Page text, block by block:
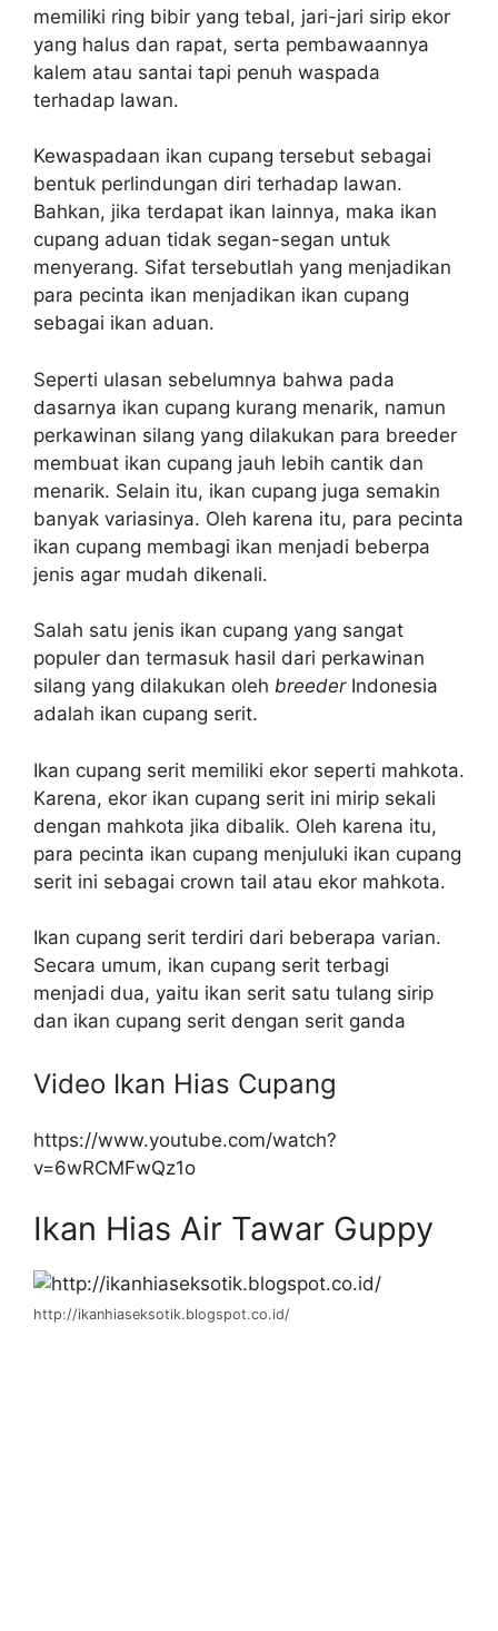
memiliki ring bibir yang tebal, jari-jari sirip ekor
yang halus dan rapat, serta pembawaannya
kalem atau santai tapi penuh waspada
terhadap lawan.
Kewaspadaan ikan cupang tersebut sebagai
bentuk perlindungan diri terhadap lawan.
Bahkan, jika terdapat ikan lainnya, maka ikan
cupang aduan tidak segan-segan untuk
menyerang. Sifat tersebutlah yang menjadikan
para pecinta ikan menjadikan ikan cupang
sebagai ikan aduan.
Seperti ulasan sebelumnya bahwa pada
dasarnya ikan cupang kurang menarik, namun
perkawinan silang yang dilakukan para breeder
membuat ikan cupang jauh lebih cantik dan
menarik. Selain itu, ikan cupang juga semakin
banyak variasinya. Oleh karena itu, para pecinta
ikan cupang membagi ikan menjadi beberpa
jenis agar mudah dikenali.
Salah satu jenis ikan cupang yang sangat
populer dan termasuk hasil dari perkawinan
silang yang dilakukan oleh breederIndonesia
adalah ikan cupang serit.
Ikan cupang serit memiliki ekor seperti mahkota.
Karena, ekor ikan cupang serit ini mirip sekali
dengan mahkota jika dibalik. Oleh karena itu,
para pecinta ikan cupang menjuluki ikan cupang
serit ini sebagai crown tail atau ekor mahkota.
Ikan cupang serit terdiri dari beberapa varian.
Secara umum, ikan cupang serit terbagi
menjadi dua, yaitu ikan serit satu tulang sirip
dan ikan cupang serit dengan serit ganda
Video Ikan Hias Cupang
https://www.youtube.com/watch?
v=6wRCMFwQz1o
Ikan Hias Air Tawar Guppy
http://ikanhiaseksotik.blogspot.co.id/